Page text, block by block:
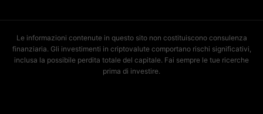
Le informazioni contenute in questo sito non costituiscono consulenza
finanziaria. Gli investimenti in criptovalute comportano rischi significativi,
inclusa la possibile perdita totale del capitale. Fai sempre le tue ricerche
prima di investire.